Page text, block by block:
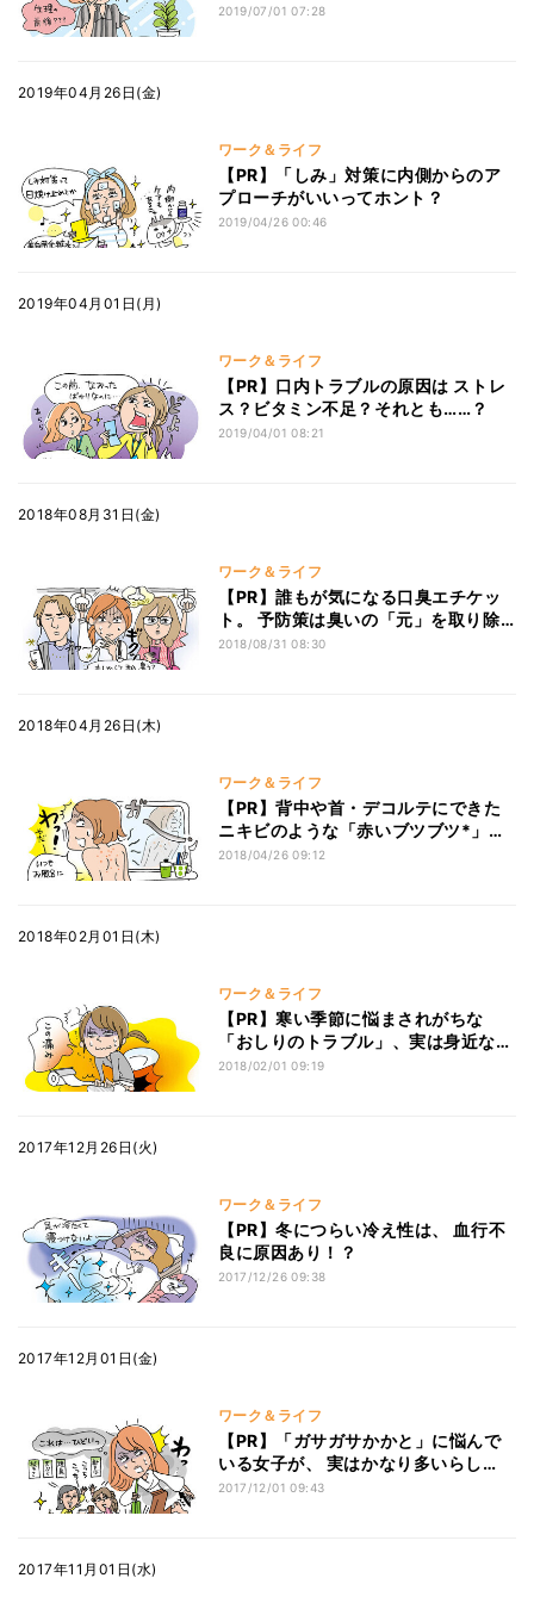
2019/07/01 07:28
2019年04月26日(金)
ワーク＆ライフ
【PR】「しみ」対策に内側からのア
プローチがいいってホント？
2019/04/26 00:46
2019年04月01日(月)
ワーク＆ライフ
【PR】口内トラブルの原因は ストレ
ス？ビタミン不足？それとも……？
2019/04/01 08:21
2018年08月31日(金)
ワーク＆ライフ
【PR】誰もが気になる口臭エチケッ
ト。 予防策は臭いの「元」を取り除
くべし！
2018/08/31 08:30
2018年04月26日(木)
ワーク＆ライフ
【PR】背中や首・デコルテにできた
ニキビのような「赤いブツブツ*」、
実は『カビ（真菌）』が原因かも！？
2018/04/26 09:12
2018年02月01日(木)
ワーク＆ライフ
【PR】寒い季節に悩まされがちな
「おしりのトラブル」、実は身近なあ
の「殺菌消毒薬」が使える！？
2018/02/01 09:19
2017年12月26日(火)
ワーク＆ライフ
【PR】冬につらい冷え性は、 血行不
良に原因あり！？
2017/12/26 09:38
2017年12月01日(金)
ワーク＆ライフ
【PR】「ガサガサかかと」に悩んで
いる女子が、 実はかなり多いらし
い？
2017/12/01 09:43
2017年11月01日(水)